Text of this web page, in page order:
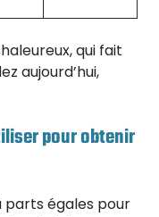
qui fait
aujourd’hui,
pour obtenir
parts égales pour